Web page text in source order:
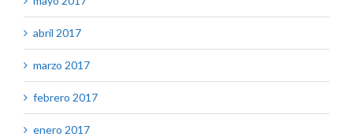
abril 2017
marzo 2017
febrero 2017
enero 2017